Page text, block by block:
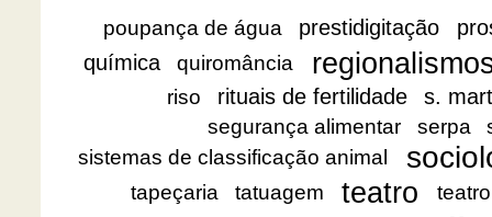
poupança de água prestidigitação
química
quiromância
riso rituais de fertilidade s.
segurança alimentar serpa
sistemas de classificação animal
tapeçaria tatuagem teatro